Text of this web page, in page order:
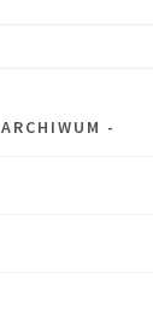
ARCHIWUM